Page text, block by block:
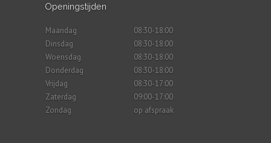
Openingstijden
Maandag
08:30-18:00
Dinsdag
08:30-18:00
Woensdag
08:30-18:00
Donderdag
08:30-18:00
Vrijdag
08:30-17:00
Zaterdag
09:00-17:00
Zondag
op afspraak